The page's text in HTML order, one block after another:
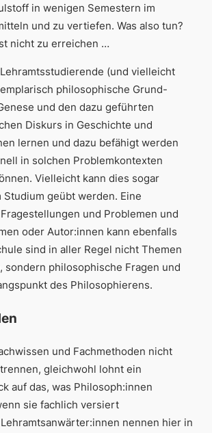
in wenigen Semestern im
und zu vertiefen. Was also tun?
nicht zu erreichen …
(und vielleicht
philosophische Grund-
und den dazu geführten
Diskurs in Geschichte und
lernen und dazu befähigt werden
in solchen Problemkontexten
Vielleicht kann dies sogar
geübt werden. Eine
Fragestellungen und Problemen und
oder Autor:innen kann ebenfalls
sind in aller Regel nicht Themen
sondern philosophische Fragen und
des Philosophierens.
und Fachmethoden nicht
gleichwohl lohnt ein
auf das, was Philosoph:innen
sie fachlich versiert
nennen hier in